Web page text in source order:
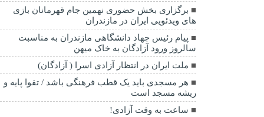
برگزاری بخش حضوری نهمین جام قهرمانان بازی
های ویدئویی ایران در مازندران
پیام رئیس جهاد دانشگاهی مازندران به مناسبت
سالروز ورود آزادگان به خاک میهن
ملت ایران در انتظار آزادی اسرا ( آزادگان)
هر مسجدی باید یک قطب فرهنگی باشد / تقوا پایه و
ریشه مسجد است
ساعت به وقت آزادی!